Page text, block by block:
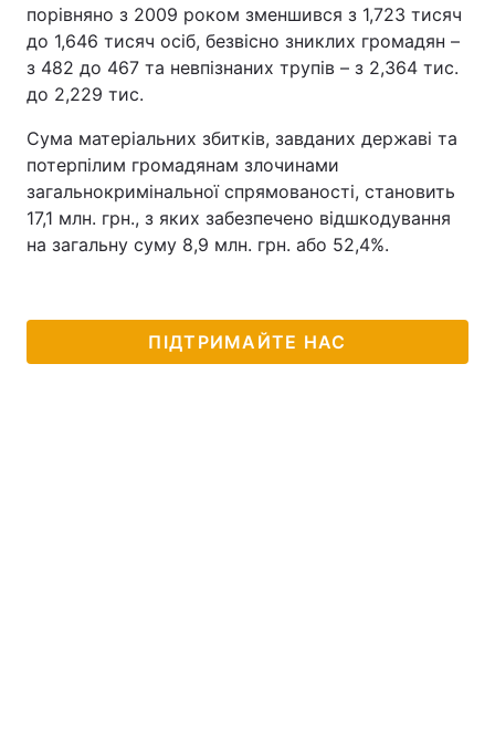
порівняно з 2009 роком зменшився з 1,723 тисяч
до 1,646 тисяч осіб, безвісно зниклих громадян –
з 482 до 467 та невпізнаних трупів – з 2,364 тис.
до 2,229 тис.
Сума матеріальних збитків, завданих державі та
потерпілим громадянам злочинами
загальнокримінальної спрямованості, становить
17,1 млн. грн., з яких забезпечено відшкодування
на загальну суму 8,9 млн. грн. або 52,4%.
ПІДТРИМАЙТЕ НАС